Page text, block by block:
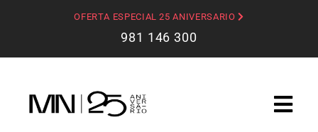
OFERTA ESPECIAL 25 ANIVERSARIO
981 146 300